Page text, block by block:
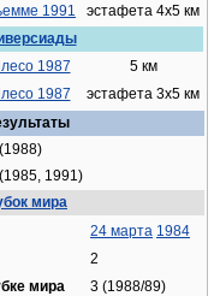
1991
эстафета 4x5 км
1987
5 км
1987
эстафета 3x5 км
1991)
мира
24 марта 1984
2
мира
3 (1988/89)